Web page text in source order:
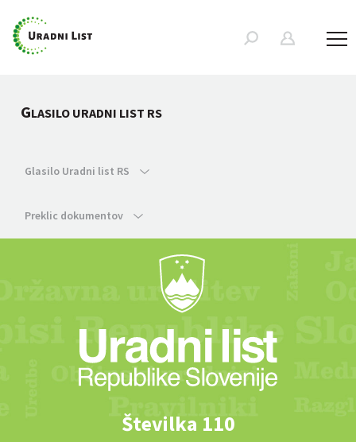
GLASILO URADNI LIST RS
Glasilo Uradni list RS
Preklic dokumentov
Številka 110